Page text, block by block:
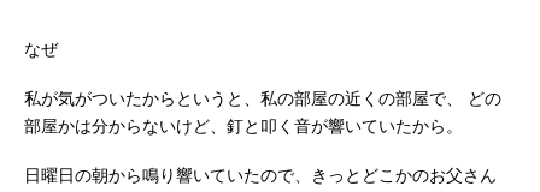
なぜ
私が気がついたからというと、私の部屋の近くの部屋で、
どの
部屋かは分からないけど、釘と叩く音が響いていたから。
日曜日の朝から鳴り響いていたので、きっとどこかのお父さん